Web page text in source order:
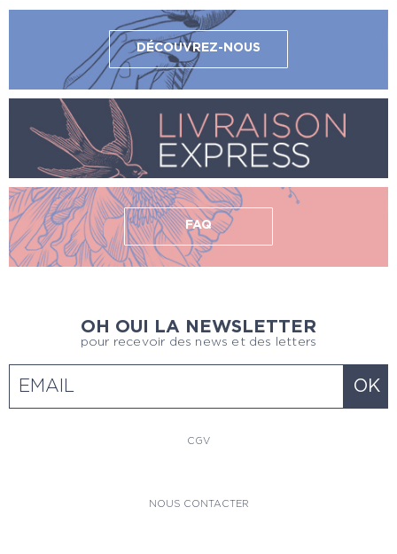
DÉCOUVREZ-NOUS
FAQ
OH OUI LA NEWSLETTER
pour recevoir des news et des letters
CGV
NOUS CONTACTER